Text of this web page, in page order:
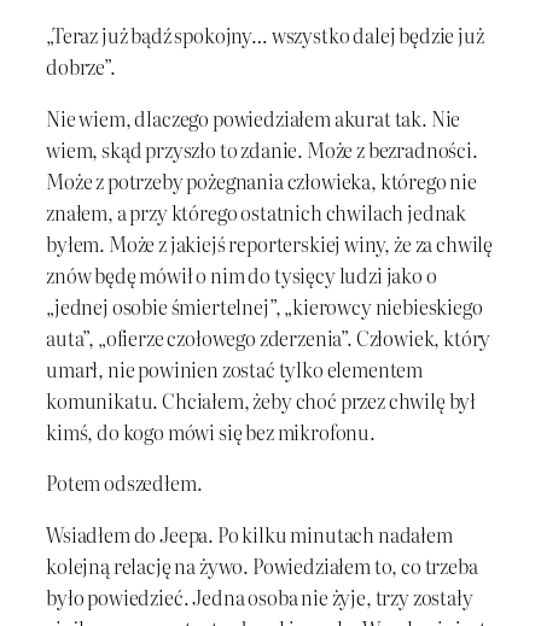
„Teraz już bądź spokojny… wszystko dalej będzie już
dobrze”.
Nie wiem, dlaczego powiedziałem akurat tak. Nie
wiem, skąd przyszło to zdanie. Może z bezradności.
Może z potrzeby pożegnania człowieka, którego nie
znałem, a przy którego ostatnich chwilach jednak
byłem. Może z jakiejś reporterskiej winy, że za chwilę
znów będę mówił o nim do tysięcy ludzi jako o
„jednej osobie śmiertelnej”, „kierowcy niebieskiego
auta”, „ofierze czołowego zderzenia”. Człowiek, który
umarł, nie powinien zostać tylko elementem
komunikatu. Chciałem, żeby choć przez chwilę był
kimś, do kogo mówi się bez mikrofonu.
Potem odszedłem.
Wsiadłem do Jeepa. Po kilku minutach nadałem
kolejną relację na żywo. Powiedziałem to, co trzeba
było powiedzieć. Jedna osoba nie żyje, trzy zostały